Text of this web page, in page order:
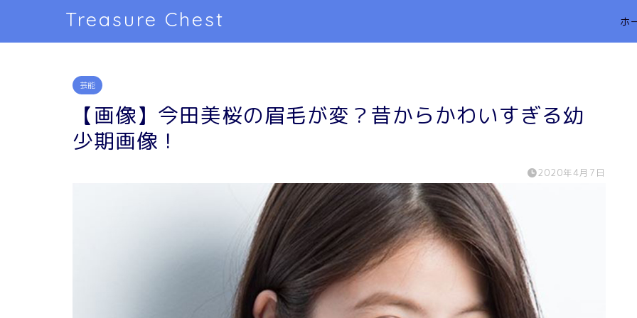
Treasure Chest ホ
芸能
【画像】今田美桜の眉毛が変？昔からかわいすぎる幼
少期画像！
2020年4月7日